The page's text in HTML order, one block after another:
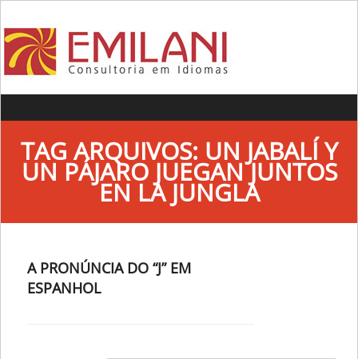
TAG ARQUIVOS: UN JABALÍ Y
UN PÁJARO JUEGAN JUNTOS
EN LA JUNGLA
A PRONÚNCIA DO “J” EM
ESPANHOL